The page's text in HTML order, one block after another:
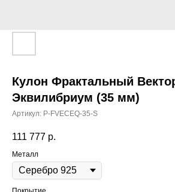
Кулон Фрактальный
Эквилибриум (35 мм)
Артикул: P-FVECEQ-35-S
111 777 р.
Металл